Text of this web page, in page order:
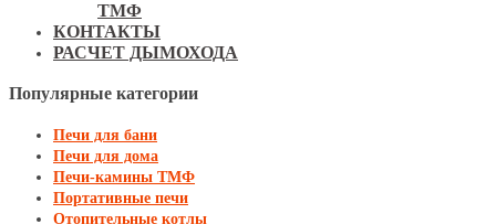
ТМФ
КОНТАКТЫ
РАСЧЕТ ДЫМОХОДА
Популярные категории
Печи для бани
Печи для дома
Печи-камины ТМФ
Портативные печи
Отопительные котлы